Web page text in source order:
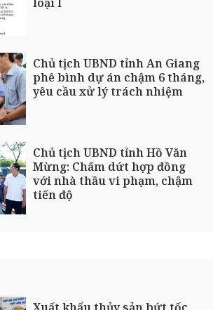
Chủ tịch UBND tỉnh An Giang
phê bình dự án chậm 6 tháng,
yêu cầu xử lý trách nhiệm
Chủ tịch UBND tỉnh Hồ Văn
Mừng: Chấm dứt hợp đồng
với nhà thầu vi phạm, chậm
tiến độ